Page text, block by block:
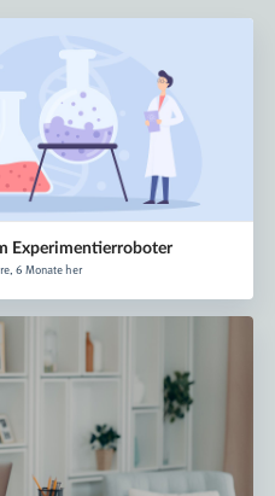
Experimentierroboter
6 Monate her